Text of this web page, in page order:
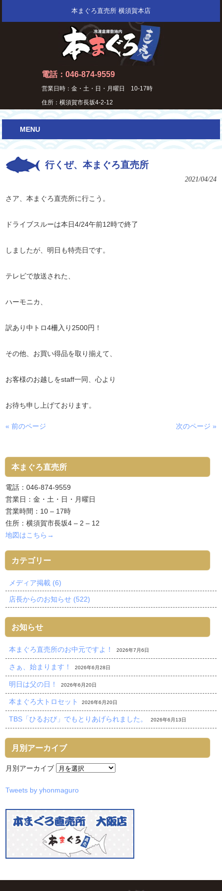
本まぐろ直売所 横須賀本店
電話：046-874-9559
営業日時：金・土・日・月曜日 10-17時
住所：横須賀市長坂4-2-12
MENU
行くぜ、本まぐろ直売所
2021/04/24
さア、本まぐろ直売所に行こう。
ドライブスルーは本日4/24午前12時で終了
しましたが、明日も特売日です。
テレビで放送された、
ハーモニカ、
訳あり中トロ4柵入り2500円！
その他、お買い得品を取り揃えて、
お客様のお越しをstaff一同、心より
お待ち申し上げております。
« 前のページ 次のページ »
本まぐろ直売所
電話：046-874-9559
営業日：金・土・日・月曜日
営業時間：10 – 17時
住所：横須賀市長坂4 – 2 – 12
地図はこちら→
カテゴリー
メディア掲載 (6)
店長からのお知らせ (522)
お知らせ
本まぐろ直売所のお中元ですよ！ 2026年7月6日
さぁ、始まります！ 2026年6月28日
明日は父の日！ 2026年6月20日
本まぐろ大トロセット 2026年6月20日
TBS「ひるおび」でもとりあげられました。 2026年6月13日
月別アーカイブ
月別アーカイブ
Tweets by yhonmaguro